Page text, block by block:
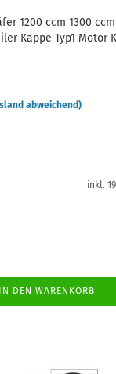
1200 ccm 1300
Kappe Typ1 Motor
abweichend)
inkl.
IN DEN WARENKORB